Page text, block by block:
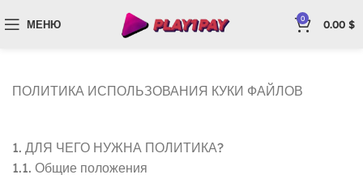
МЕНЮ 0 0.00 $
ПОЛИТИКА ИСПОЛЬЗОВАНИЯ КУКИ ФАЙЛОВ
1. ДЛЯ ЧЕГО НУЖНА ПОЛИТИКА?
1.1. Общие положения